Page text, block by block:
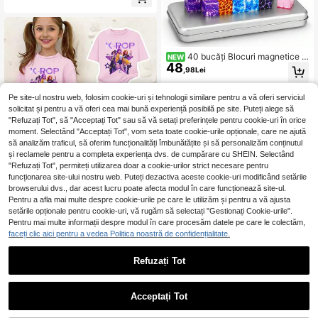
ească părul, legături drăguțe pentru
fete și fetițe.
26
1 set pentru fete tinere, casual, conf
ortabil, K-POP Girl Group, desene a
nimate, tricou cu mânecă scurtă, gu
ler rotund, și pantaloni evazați, cas
#5 Cele mai vândute în Desene animate Tricouri coordonate pentru fete
NEW 40 bucăți Blocuri magnetice d
e construcție - Temă Prințesă și Ca
valer, Set de jucării educaționale 3
D, Blocuri de învățare STEM, Cadou
creativ pentru aniversare și sărbăto
ri
48,98Lei
1
Pe site-ul nostru web, folosim cookie-uri și tehnologii similare pentru a vă oferi serviciul
solicitat și pentru a vă oferi cea mai bună experiență posibilă pe site. Puteți alege să
"Refuzați Tot", să "Acceptați Tot" sau să vă setați preferințele pentru cookie-uri în orice
moment. Selectând "Acceptați Tot", vom seta toate cookie-urile opționale, care ne ajută
să analizăm traficul, să oferim funcționalități îmbunătățite și să personalizăm conținutul
și reclamele pentru a completa experiența dvs. de cumpărare cu SHEIN. Selectând
"Refuzați Tot", permiteți utilizarea doar a cookie-urilor strict necesare pentru
funcționarea site-ului nostru web. Puteți dezactiva aceste cookie-uri modificând setările
browserului dvs., dar acest lucru poate afecta modul în care funcționează site-ul.
Pentru a afla mai multe despre cookie-urile pe care le utilizăm și pentru a vă ajusta
setările opționale pentru cookie-uri, vă rugăm să selectați "Gestionați Cookie-urile".
Pentru mai multe informații despre modul în care procesăm datele pe care le colectăm,
faceți clic aici pentru a vedea Politica noastră de confidențialitate.
Refuzați Tot
Acceptați Tot